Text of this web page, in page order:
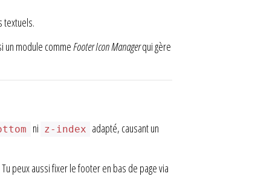
textuels.
un module commeFooter Icon Managerqui gère
ni z-index adapté, causant un
peux aussi fixer le footer en bas de page via